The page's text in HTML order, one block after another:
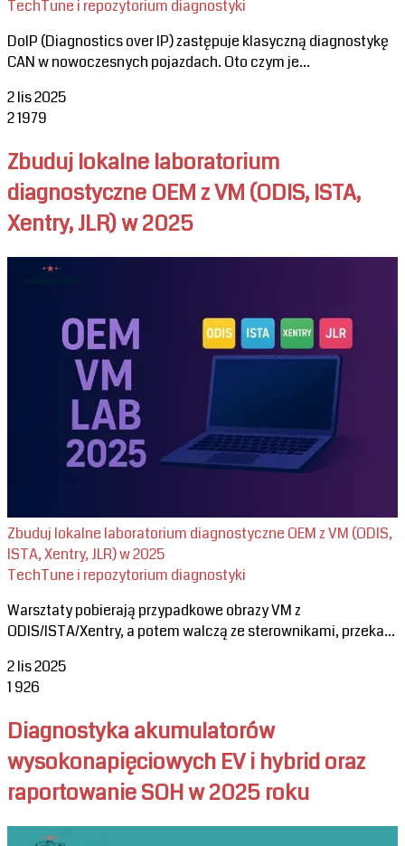
TechTune i repozytorium diagnostyki
DoIP (Diagnostics over IP) zastępuje klasyczną diagnostykę
CAN w nowoczesnych pojazdach. Oto czym je...
2 lis 2025
21979
Zbuduj lokalne laboratorium
diagnostyczne OEM z VM (ODIS, ISTA,
Xentry, JLR) w 2025
Zbuduj lokalne laboratorium diagnostyczne OEM z VM (ODIS,
ISTA, Xentry, JLR) w 2025
TechTune i repozytorium diagnostyki
Warsztaty pobierają przypadkowe obrazy VM z
ODIS/ISTA/Xentry, a potem walczą ze sterownikami, przeka...
2 lis 2025
1 926
Diagnostyka akumulatorów
wysokonapięciowych EV i hybrid oraz
raportowanie SOH w 2025 roku